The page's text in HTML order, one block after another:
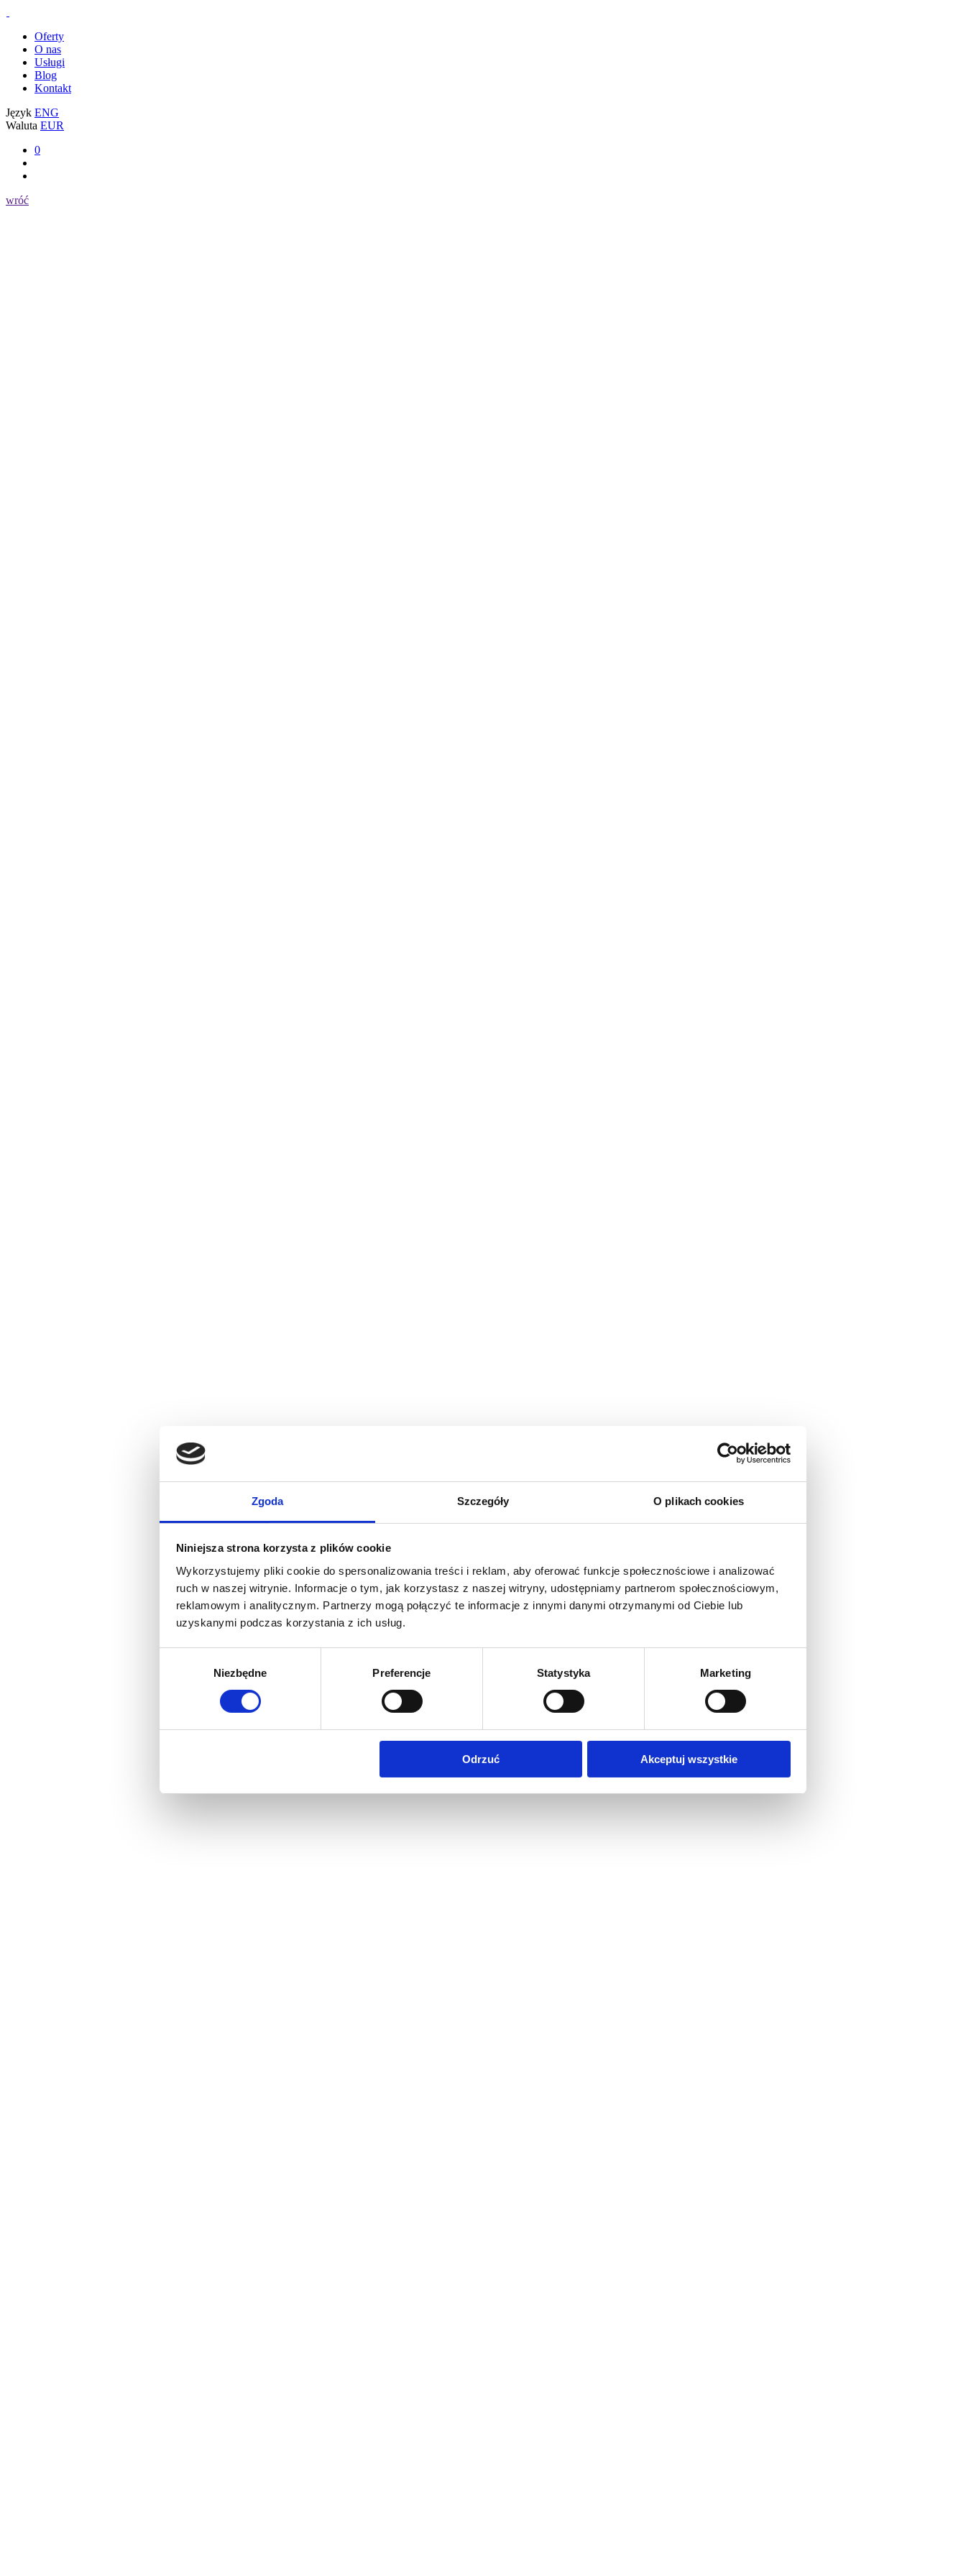
Zgoda Szczegóły O plikach cookies
Niniejsza strona korzysta z plików cookie
Wykorzystujemy pliki cookie do spersonalizowania treści i reklam, aby oferować funkcje społecznościowe i analizować
ruch w naszej witrynie. Informacje o tym, jak korzystasz z naszej witryny, udostępniamy partnerom społecznościowym,
reklamowym i analitycznym. Partnerzy mogą połączyć te informacje z innymi danymi otrzymanymi od Ciebie lub
uzyskanymi podczas korzystania z ich usług.
Niezbędne Preferencje Statystyka Marketing
Odrzuć Akceptuj wszystkie
Oferty
O nas
Usługi
Blog
Kontakt
Język ENG
Waluta EUR
0
wróć